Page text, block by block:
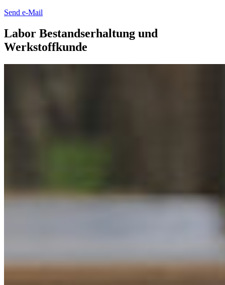
Send e-Mail
Labor Bestandserhaltung und
Werkstoffkunde